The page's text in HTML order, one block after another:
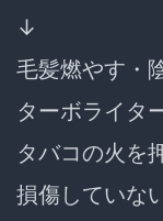
↓
毛髪燃やす・
ターボライタ
タバコの火を
損傷していな